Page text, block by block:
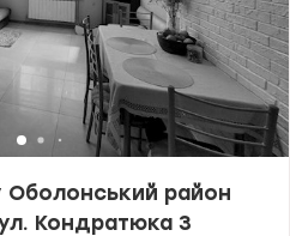
Оболонський район
Кондратюка 3